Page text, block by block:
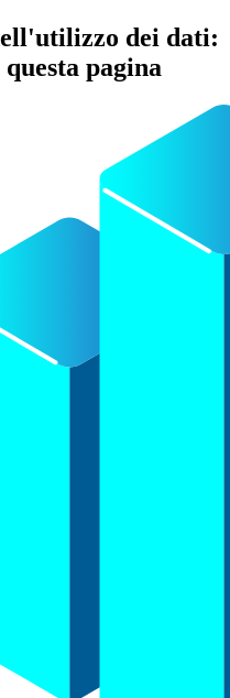
dei dati:
pagina